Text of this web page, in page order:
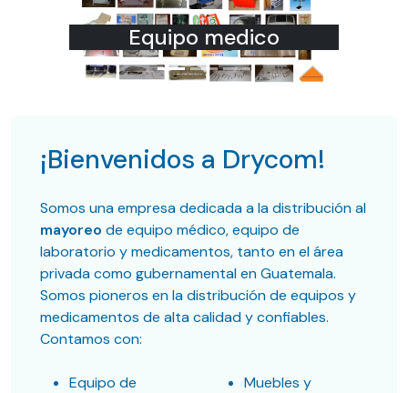
Equipo medico
Previous
¡Bienvenidos a Drycom!
Somos una empresa dedicada a la distribución al
mayoreo de equipo médico, equipo de
laboratorio y medicamentos, tanto en el área
privada como gubernamental en Guatemala.
Somos pioneros en la distribución de equipos y
medicamentos de alta calidad y confiables.
Contamos con:
Equipo de
Muebles y